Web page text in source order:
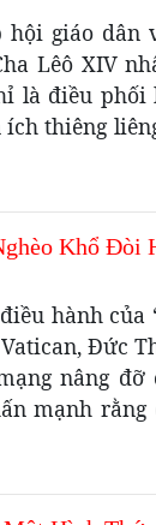
giáo dân
Lêô XIV
là điều phối
thiêng
Khổ Đòi
hành của
Đức
nâng đỡ
mạnh rằng